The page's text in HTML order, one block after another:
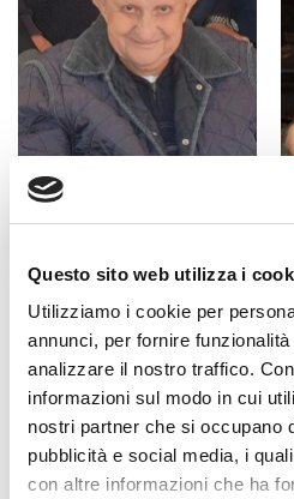
Questo sito web utilizza i
Utilizziamo i cookie per
annunci, per fornire
analizzare il nostro traffico.
informazioni sul modo in cui
nostri partner che si occupano
pubblicità e social media, i
con altre informazioni che ha
Fratel Carlo Desiderati